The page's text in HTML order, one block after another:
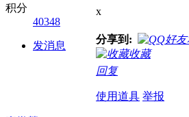
积分
40348
发消息
x
分享到:
收藏
回复
使用道具 举报